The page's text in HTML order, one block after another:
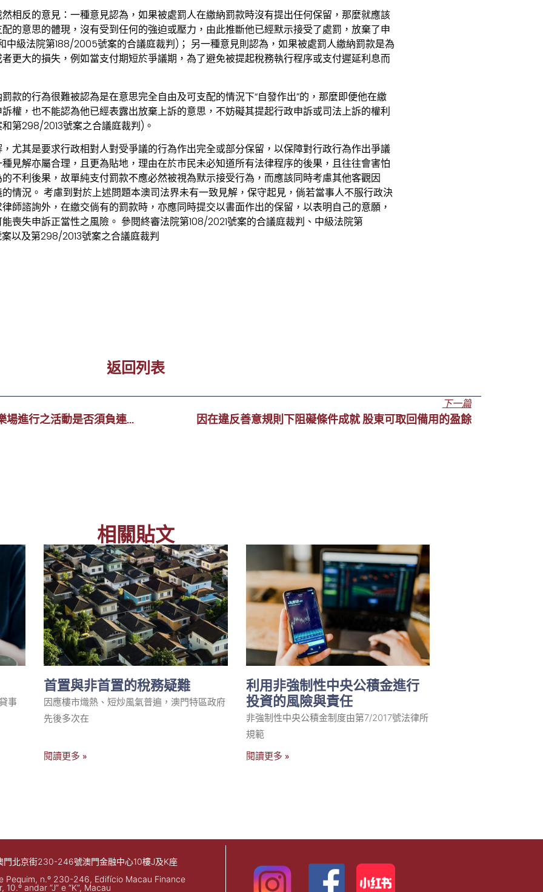
相反的意見：一種意見認為，如果被處罰人在繳納罰款時沒有提出任何保留，那麼就應該
的意思的體現，沒有受到任何的強迫或壓力，由此推斷他已經默示接受了處罰，放棄了申
中級法院第188/2005號案的合議庭裁判)； 另一種意見則認為，如果被處罰人繳納罰款是為
更大的損失，例如當支付期短於爭議期，為了避免被提起稅務執行程序或支付遲延利息而
款的行為很難被認為是在意思完全自由及可支配的情況下“自發作出”的，那麼即便他在繳
權，也不能認為他已經表露出放棄上訴的意思，不妨礙其提起行政申訴或司法上訴的權利
第298/2013號案之合議庭裁判)。
尤其是要求行政相對人對受爭議的行為作出完全或部分保留，以保障對行政行為作出爭議
見解亦屬合理，且更為貼地，理由在於市民未必知道所有法律程序的後果，且往往會害怕
不利後果，故單純支付罰款不應必然被視為默示接受行為，而應該同時考慮其他客觀因
情況。 考慮到對於上述問題本澳司法界未有一致見解，保守起見，倘若當事人不服行政決
師諮詢外，在繳交倘有的罰款時，亦應同時提交以書面作出的保留，以表明自己的意願，
喪失申訴正當性之風險。 參閱終審法院第108/2021號案的合議庭裁判、中級法院第
以及第298/2013號案之合議庭裁判
返回列表
博彩經營准照承批公司對博彩中介人在娛樂場進行之活動是否須負連帶責任?
下一篇
因在違反善意規則下阻礙條件成就 股東可取回備用的盈餘
相關貼文
事
首置與非首置的稅務疑難
因應樓市熾熱、短炒風氣普遍，澳門特區政府
先後多次在
閱讀更多 »
利用非強制性中央公積金進行
投資的風險與責任
非強制性中央公積金制度由第7/2017號法律所
規範
閱讀更多 »
門北京街230-246號澳門金融中心10樓J及K座
Pequim, n.º 230-246, Edifício Macau Finance
10.º andar “J” e “K”, Macau